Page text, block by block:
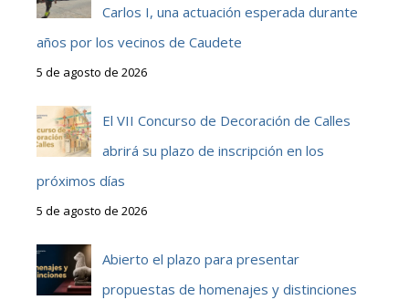
Carlos I, una actuación esperada durante
años por los vecinos de Caudete
5 de agosto de 2026
El VII Concurso de Decoración de Calles
abrirá su plazo de inscripción en los
próximos días
5 de agosto de 2026
Abierto el plazo para presentar
propuestas de homenajes y distinciones